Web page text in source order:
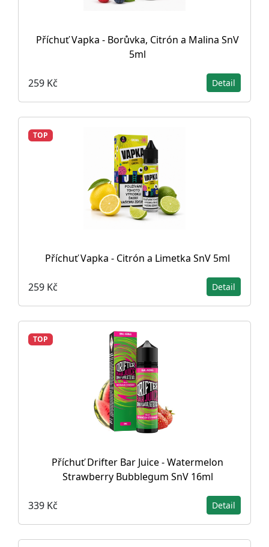
Příchuť Vapka - Borůvka, Citrón a Malina SnV
5ml
259 Kč Detail
TOP
Příchuť Vapka - Citrón a Limetka SnV 5ml
259 Kč Detail
TOP
Příchuť Drifter Bar Juice - Watermelon
Strawberry Bubblegum SnV 16ml
339 Kč Detail